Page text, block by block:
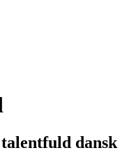
dansk